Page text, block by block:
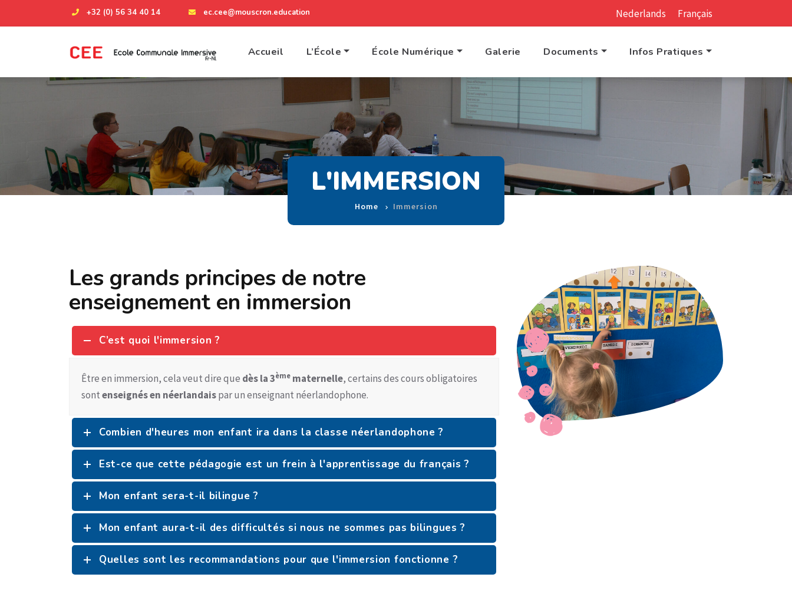
+32 (0) 56 34 40 14 ec.cee@mouscron.education Nederlands Français
Accueil L’École École Numérique Galerie Documents Infos Pratiques
L'IMMERSION
Home Immersion
Les grands principes de notre
enseignement en immersion
C’est quoi l'immersion ?
Être en immersion, cela veut dire que dès la 3ème maternelle, certains des cours obligatoires
sontenseignés en néerlandaispar un enseignant néerlandophone.
Combien d'heures mon enfant ira dans la classe néerlandophone ?
Est-ce que cette pédagogie est un frein à l'apprentissage du français ?
Mon enfant sera-t-il bilingue ?
Mon enfant aura-t-il des difficultés si nous ne sommes pas bilingues ?
Quelles sont les recommandations pour que l'immersion fonctionne ?